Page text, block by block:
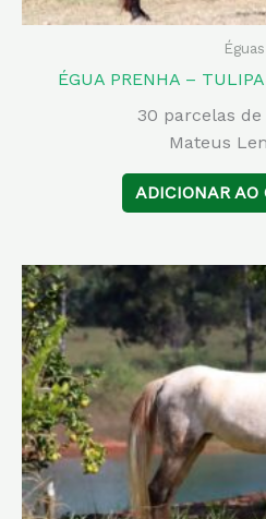
Éguas
ÉGUA PRENHA –
30 parcelas de
Mateus
ADICIONAR AO